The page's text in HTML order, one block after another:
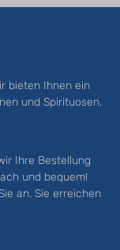
bieten Ihnen ein
und Spirituosen.
Ihre Bestellung
und bequem!
an. Sie erreichen